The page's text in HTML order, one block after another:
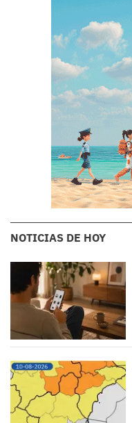
NOTICIAS DE HOY